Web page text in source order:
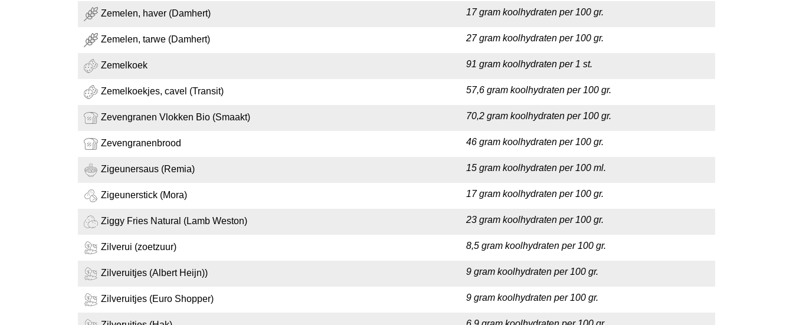
Zemelen, haver (Damhert) 17 gram koolhydraten per 100 gr.
Zemelen, tarwe (Damhert) 27 gram koolhydraten per 100 gr.
Zemelkoek 91 gram koolhydraten per 1 st.
Zemelkoekjes, cavel (Transit) 57,6 gram koolhydraten per 100 gr.
Zevengranen Vlokken Bio (Smaakt) 70,2 gram koolhydraten per 100 gr.
Zevengranenbrood 46 gram koolhydraten per 100 gr.
Zigeunersaus (Remia) 15 gram koolhydraten per 100 ml.
Zigeunerstick (Mora) 17 gram koolhydraten per 100 gr.
Ziggy Fries Natural (Lamb Weston) 23 gram koolhydraten per 100 gr.
Zilverui (zoetzuur) 8,5 gram koolhydraten per 100 gr.
Zilveruitjes (Albert Heijn)) 9 gram koolhydraten per 100 gr.
Zilveruitjes (Euro Shopper) 9 gram koolhydraten per 100 gr.